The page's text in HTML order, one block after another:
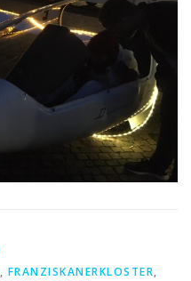
, FRANZISKANERKLOSTER,